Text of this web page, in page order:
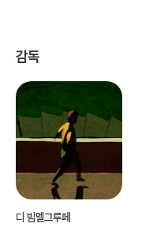
감독
디 빔멜그루페